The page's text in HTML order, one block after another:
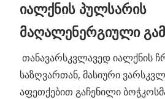
იალქნის პულსარის
მაღალენერგიული
თანავარსკვლავედ იალქნის
საზღვართან, მასიური
აფეთქებით გაჩენილი